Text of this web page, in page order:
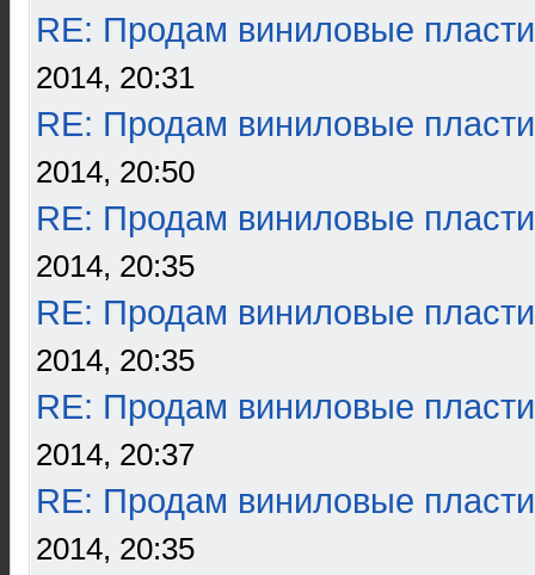
RE: Продам виниловые
2014, 20:31
RE: Продам виниловые
2014, 20:50
RE: Продам виниловые
2014, 20:35
RE: Продам виниловые
2014, 20:35
RE: Продам виниловые
2014, 20:37
RE: Продам виниловые
2014, 20:35